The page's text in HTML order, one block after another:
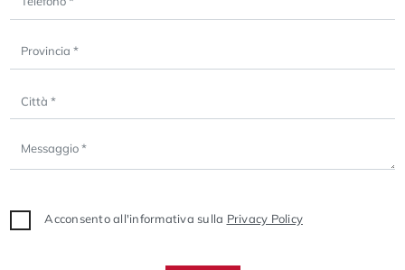
Acconsento all'informativa sulla Privacy Policy